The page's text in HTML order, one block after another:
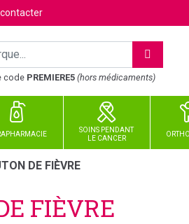
contacter
code PREMIERE5 (hors médicaments)
SOINS PENDANT
LE CANCER
DE FIÈVRE
FIÈVRE